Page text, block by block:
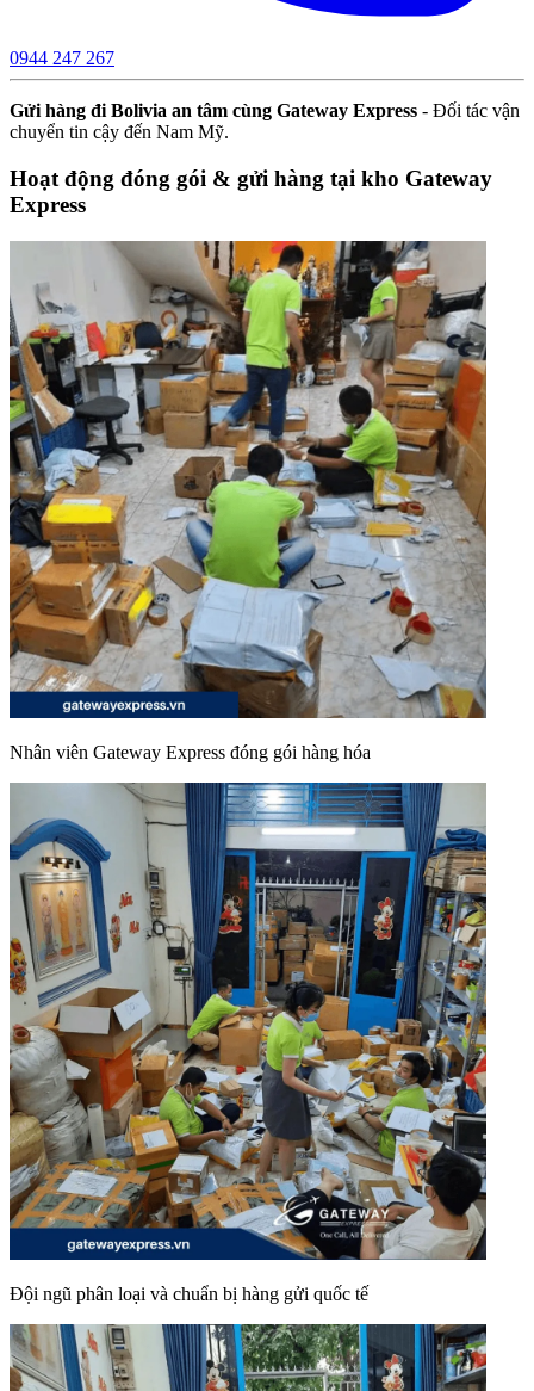
0944 247 267
Gửi hàng đi Bolivia an tâm cùng Gateway Express - Đối tác vận
chuyển tin cậy đến Nam Mỹ.
Hoạt động đóng gói & gửi hàng tại kho Gateway
Express
Nhân viên Gateway Express đóng gói hàng hóa
Đội ngũ phân loại và chuẩn bị hàng gửi quốc tế